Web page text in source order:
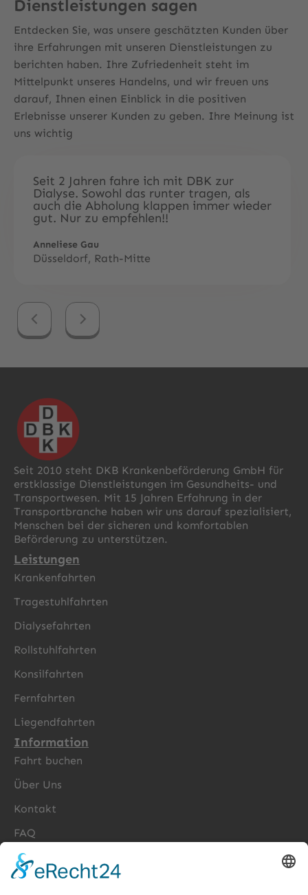
Dienstleistungen sagen
Entdecken Sie, was unsere geschätzten Kunden über
ihre Erfahrungen mit unseren Dienstleistungen zu
berichten haben. Ihre Zufriedenheit steht im
Mittelpunkt unseres Handelns, und wir freuen uns
darauf, Ihnen einen Einblick in die positiven
Erlebnisse unserer Kunden zu geben. Ihre Meinung ist
uns wichtig
Seit 2 Jahren fahre ich mit DBK zur
Dialyse. Sowohl das runter tragen, als
auch die Abholung klappen immer wieder
gut. Nur zu empfehlen!!
Anneliese Gau
Düsseldorf, Rath-Mitte
Seit 2010 steht DKB Krankenbeförderung GmbH für
erstklassige Dienstleistungen im Gesundheits- und
Transportwesen. Mit 15 Jahren Erfahrung in der
Transportbranche haben wir uns darauf spezialisiert,
Menschen bei der sicheren und komfortablen
Beförderung zu unterstützen.
Leistungen
Krankenfahrten
Tragestuhlfahrten
Dialysefahrten
Rollstuhlfahrten
Konsilfahrten
Fernfahrten
Liegendfahrten
Information
Fahrt buchen
Über Uns
Kontakt
FAQ
Cookie-Einstellungen